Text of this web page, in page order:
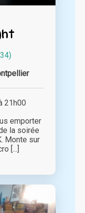
21h00
emporter
la soirée
Monte sur
[...]